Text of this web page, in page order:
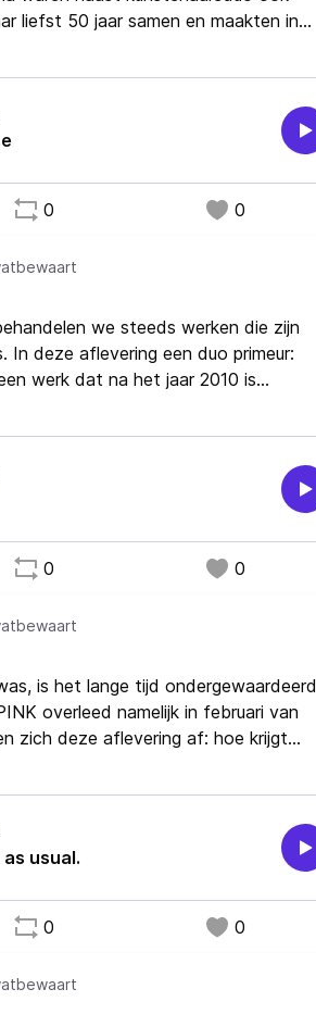
liefst 50 jaar samen en maakten in
Een van die
dat centraal staat deze aflevering.
0 0
we steeds werken die zijn
In deze aflevering een duo primeur:
werk dat na het jaar 2010 is
makers van de podcast niet te
0 0
is het lange tijd ondergewaardeerd
overleed namelijk in februari van
zich deze aflevering af: hoe krijgt
verdient, en hoe houd je iemand in
tot aan een
aflevering komen meerdere werken
usual.
0 0